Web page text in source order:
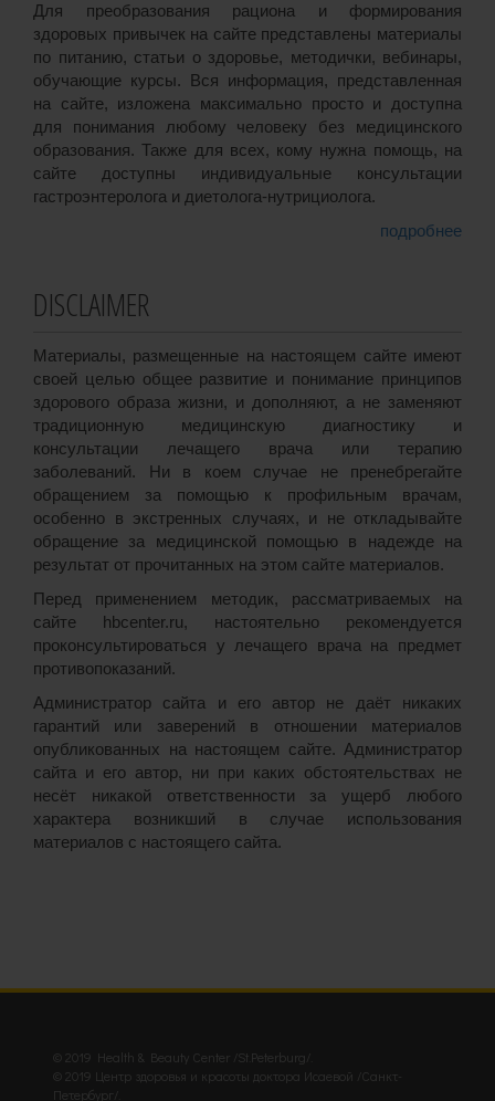
Для преобразования рациона и формирования
здоровых привычек на сайте представлены материалы
по питанию, статьи о здоровье, методички, вебинары,
обучающие курсы. Вся информация, представленная
на сайте, изложена максимально просто и доступна
для понимания любому человеку без медицинского
образования. Также для всех, кому нужна помощь, на
сайте доступны индивидуальные консультации
гастроэнтеролога и диетолога-нутрициолога.
подробнее
DISCLAIMER
Материалы, размещенные на настоящем сайте имеют
своей целью общее развитие и понимание принципов
здорового образа жизни, и дополняют, а не заменяют
традиционную медицинскую диагностику и
консультации лечащего врача или терапию
заболеваний. Ни в коем случае не пренебрегайте
обращением за помощью к профильным врачам,
особенно в экстренных случаях, и не откладывайте
обращение за медицинской помощью в надежде на
результат от прочитанных на этом сайте материалов.
Перед применением методик, рассматриваемых на
сайте hbcenter.ru, настоятельно рекомендуется
проконсультироваться у лечащего врача на предмет
противопоказаний.
Администратор сайта и его автор не даёт никаких
гарантий или заверений в отношении материалов
опубликованных на настоящем сайте. Администратор
сайта и его автор, ни при каких обстоятельствах не
несёт никакой ответственности за ущерб любого
характера возникший в случае использования
материалов с настоящего сайта.
© 2019 Health & Beauty Center /St.Peterburg/.
© 2019 Центр здоровья и красоты доктора Исаевой /Санкт-
Петербург/.